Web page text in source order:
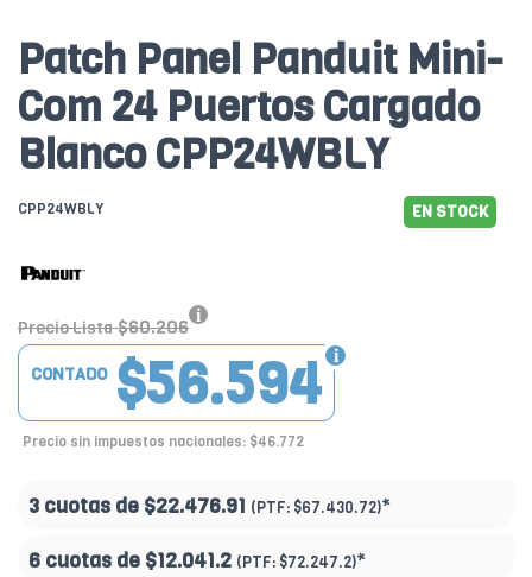
Patch Panel Panduit Mini-
Com 24 Puertos Cargado
Blanco CPP24WBLY
CPP24WBLY EN STOCK
Precio Lista $60.206
$56.594
CONTADO
Precio sin impuestos nacionales: $46.772
3 cuotas de $22.476.91 (PTF: $67.430.72)*
6 cuotas de $12.041.2 (PTF: $72.247.2)*